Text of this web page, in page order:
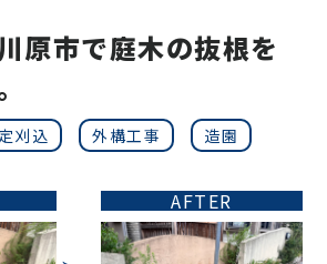
原市で庭木の抜根を
刈込 外構工事 造園
AFTER